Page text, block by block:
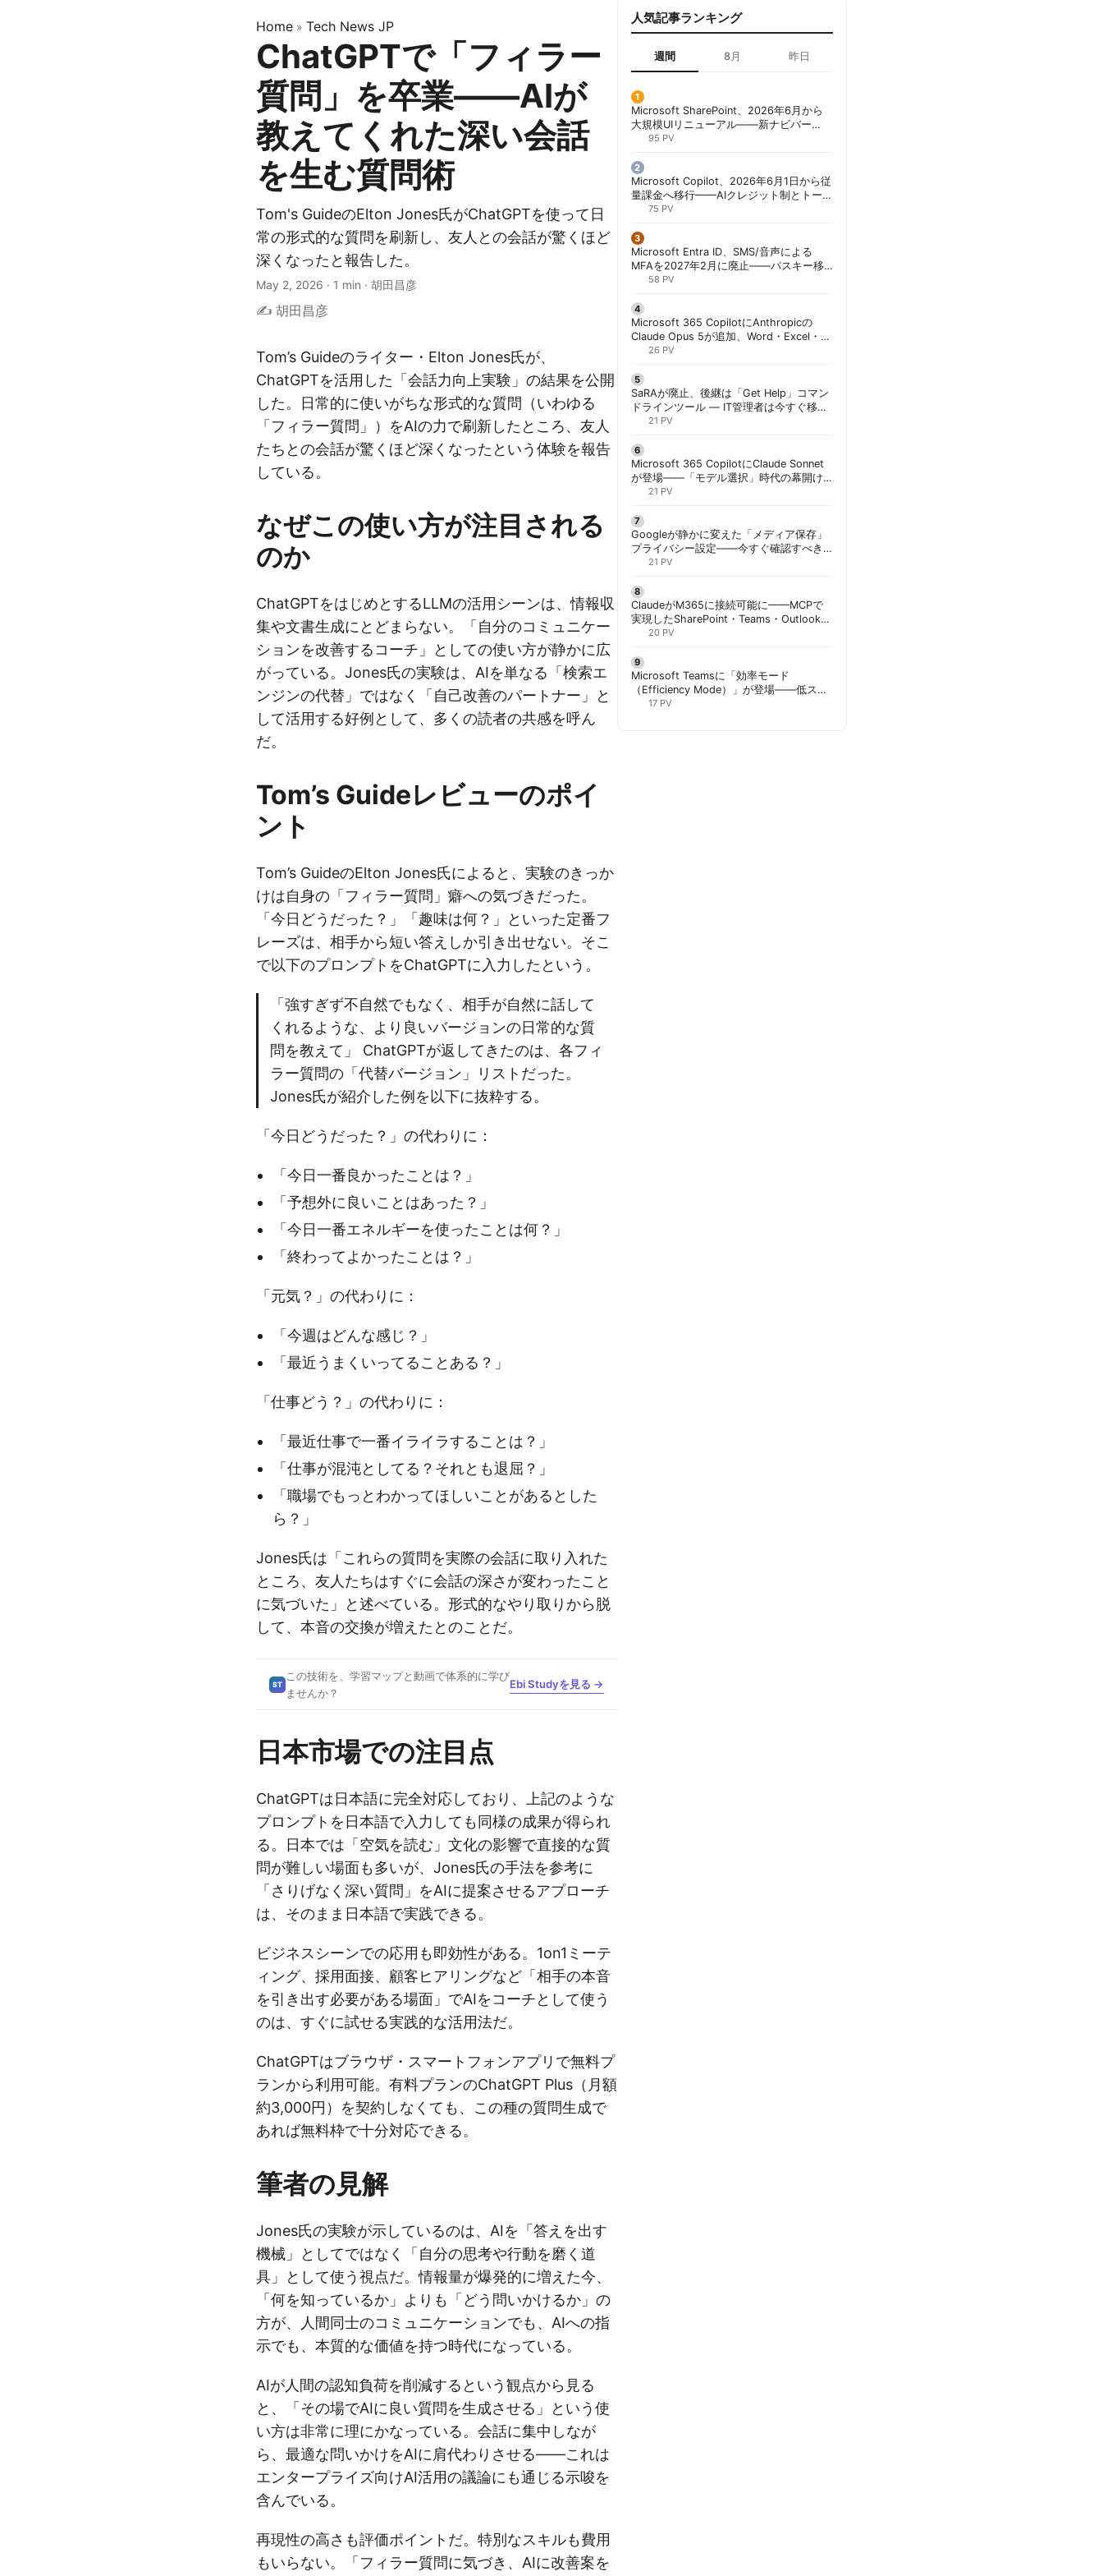
Home » Tech News JP
ChatGPTで「フィラー
質問」を卒業——AIが
教えてくれた深い会話
を生む質問術
Tom's GuideのElton Jones氏がChatGPTを使って日
常の形式的な質問を刷新し、友人との会話が驚くほど
深くなったと報告した。
May 2, 2026 · 1 min · 胡田昌彦
✍️ 胡田昌彦
Tom’s Guideのライター・Elton Jones氏が、
ChatGPTを活用した「会話力向上実験」の結果を公開
した。日常的に使いがちな形式的な質問（いわゆる
「フィラー質問」）をAIの力で刷新したところ、友人
たちとの会話が驚くほど深くなったという体験を報告
している。
なぜこの使い方が注目される
のか
ChatGPTをはじめとするLLMの活用シーンは、情報収
集や文書生成にとどまらない。「自分のコミュニケー
ションを改善するコーチ」としての使い方が静かに広
がっている。Jones氏の実験は、AIを単なる「検索エ
ンジンの代替」ではなく「自己改善のパートナー」と
して活用する好例として、多くの読者の共感を呼ん
だ。
Tom’s Guideレビューのポイ
ント
Tom’s GuideのElton Jones氏によると、実験のきっか
けは自身の「フィラー質問」癖への気づきだった。
「今日どうだった？」「趣味は何？」といった定番フ
レーズは、相手から短い答えしか引き出せない。そこ
で以下のプロンプトをChatGPTに入力したという。
「強すぎず不自然でもなく、相手が自然に話して
くれるような、より良いバージョンの日常的な質
問を教えて」 ChatGPTが返してきたのは、各フィ
ラー質問の「代替バージョン」リストだった。
Jones氏が紹介した例を以下に抜粋する。
「今日どうだった？」の代わりに：
「今日一番良かったことは？」
「予想外に良いことはあった？」
「今日一番エネルギーを使ったことは何？」
「終わってよかったことは？」
「元気？」の代わりに：
「今週はどんな感じ？」
「最近うまくいってることある？」
「仕事どう？」の代わりに：
「最近仕事で一番イライラすることは？」
「仕事が混沌としてる？それとも退屈？」
「職場でもっとわかってほしいことがあるとした
ら？」
Jones氏は「これらの質問を実際の会話に取り入れた
ところ、友人たちはすぐに会話の深さが変わったこと
に気づいた」と述べている。形式的なやり取りから脱
して、本音の交換が増えたとのことだ。
ST
この技術を、学習マップと動画で体系的に学び
ませんか？
Ebi Studyを見る →
日本市場での注目点
ChatGPTは日本語に完全対応しており、上記のような
プロンプトを日本語で入力しても同様の成果が得られ
る。日本では「空気を読む」文化の影響で直接的な質
問が難しい場面も多いが、Jones氏の手法を参考に
「さりげなく深い質問」をAIに提案させるアプローチ
は、そのまま日本語で実践できる。
ビジネスシーンでの応用も即効性がある。1on1ミーテ
ィング、採用面接、顧客ヒアリングなど「相手の本音
を引き出す必要がある場面」でAIをコーチとして使う
のは、すぐに試せる実践的な活用法だ。
ChatGPTはブラウザ・スマートフォンアプリで無料プ
ランから利用可能。有料プランのChatGPT Plus（月額
約3,000円）を契約しなくても、この種の質問生成で
あれば無料枠で十分対応できる。
筆者の見解
Jones氏の実験が示しているのは、AIを「答えを出す
機械」としてではなく「自分の思考や行動を磨く道
具」として使う視点だ。情報量が爆発的に増えた今、
「何を知っているか」よりも「どう問いかけるか」の
方が、人間同士のコミュニケーションでも、AIへの指
示でも、本質的な価値を持つ時代になっている。
AIが人間の認知負荷を削減するという観点から見る
と、「その場でAIに良い質問を生成させる」という使
い方は非常に理にかなっている。会話に集中しなが
ら、最適な問いかけをAIに肩代わりさせる——これは
エンタープライズ向けAI活用の議論にも通じる示唆を
含んでいる。
再現性の高さも評価ポイントだ。特別なスキルも費用
もいらない。「フィラー質問に気づき、AIに改善案を
人気記事ランキング
週間 8月 昨日
Microsoft SharePoint、2026年6月から
大規模UIリニューアル——新ナビバー
「Discover/Publish/Build」とAI機能を段
95 PV
Microsoft Copilot、2026年6月1日から従
量課金へ移行——AIクレジット制とトーク
ンコストで「メーターショック」を回避
75 PV
Microsoft Entra ID、SMS/音声による
MFAを2027年2月に廃止——パスキー移
行が既定に | 胡田昌彦
58 PV
Microsoft 365 CopilotにAnthropicの
Claude Opus 5が追加、Word・Excel・
PowerPointで選択可能に | 胡田昌彦
26 PV
SaRAが廃止、後継は「Get Help」コマン
ドラインツール — IT管理者は今すぐ移行
計画を | 胡田昌彦
21 PV
Microsoft 365 CopilotにClaude Sonnet
が登場——「モデル選択」時代の幕開け
と管理者が知るべき注意点 | 胡田昌彦
21 PV
Googleが静かに変えた「メディア保存」
プライバシー設定——今すぐ確認すべき
手順と注意点 | 胡田昌彦
21 PV
ClaudeがM365に接続可能に——MCPで
実現したSharePoint・Teams・Outlook連
携、セキュリティと実務への影響を読み
20 PV
Microsoft Teamsに「効率モード
（Efficiency Mode）」が登場——低スペ
ック端末でのリソース消費を自動最適化 |
17 PV